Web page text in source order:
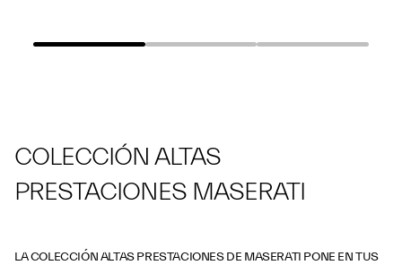
COLECCIÓN ALTAS
PRESTACIONES MASERATI
LA COLECCIÓN ALTAS PRESTACIONES DE MASERATI PONE EN TUS